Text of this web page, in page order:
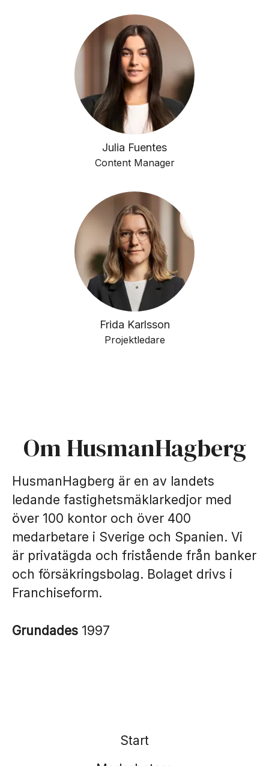
Julia Fuentes
Content Manager
Frida Karlsson
Projektledare
Om HusmanHagberg
HusmanHagberg är en av landets
ledande fastighetsmäklarkedjor med
över 100 kontor och över 400
medarbetare i Sverige och Spanien. Vi
är privatägda och fristående från banker
och försäkringsbolag. Bolaget drivs i
Franchiseform.
Grundades 1997
Start